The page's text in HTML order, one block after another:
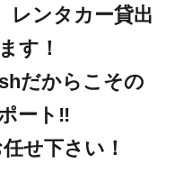
レンタカー貸出
す！
だからこその
ート‼︎
せ下さい！